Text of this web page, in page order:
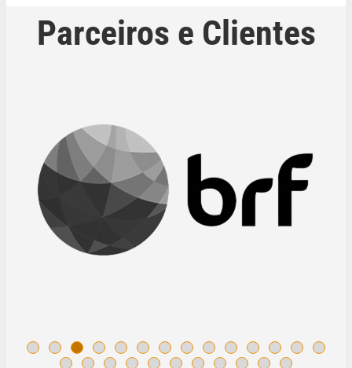
Parceiros e Clientes